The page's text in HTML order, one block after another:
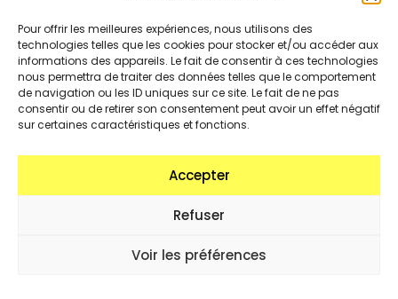
Pour offrir les meilleures expériences, nous utilisons des
technologies telles que les cookies pour stocker et/ou accéder aux
informations des appareils. Le fait de consentir à ces technologies
nous permettra de traiter des données telles que le comportement
de navigation ou les ID uniques sur ce site. Le fait de ne pas
consentir ou de retirer son consentement peut avoir un effet négatif
sur certaines caractéristiques et fonctions.
Accepter
Refuser
Voir les préférences